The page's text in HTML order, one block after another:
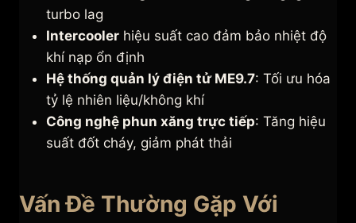
turbo lag
Intercooler hiệu suất cao đảm bảo nhiệt độ
khí nạp ổn định
Hệ thống quản lý điện tử ME9.7: Tối ưu hóa
tỷ lệ nhiên liệu/không khí
Công nghệ phun xăng trực tiếp: Tăng hiệu
suất đốt cháy, giảm phát thải
Vấn Đề Thường Gặp Với